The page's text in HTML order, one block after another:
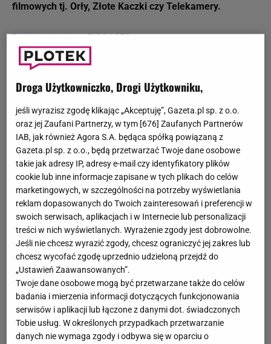
filmowych tj. Orły, Złote Kaczki czy Telekamery.
Data urodzenia: 17.06.1972 r.
Miejsce urodzenia: Warszawa
Wzrost: 1,88 m.
Facebook: Facebook.com/michalzebrowski
Nagrody: Dwie Złote Kaczki (2000, 2005 r.), dwie
Telekamery (2015, 2016 r.), Fryderyk (2001 r.)
Związki: Aleksandra Adamczyk (2009-obecnie;
małżeństwo)
Dzieci: Franciszek Żebrowski (ur. 2010 r.), Henryk
Żebrowski (ur. 2013 r.)
Michał Żebrowski: najważniejsze informacje
Michał Żebrowski: życiorys i kariera
Michał Żebrowski jako aktor zadebiutował w 1993 r., na 3.
roku studiów, w filmach telewizyjnych "Samowolka" oraz
"Wynajmę pokój". Rok później zaczął grać na deskach
Teatru Powszechnego im. Zygmunta Hübnera, z którym
był związany do 1996 r. Na Łódzkim Przeglądzie Szkół
Droga Użytkowniczko, Drogi Użytkowniku,
jeśli wyrazisz zgodę klikając „Akceptuję”, Gazeta.pl sp. z o.o.
oraz jej Zaufani Partnerzy, w tym [676] Zaufanych Partnerów
IAB, jak również Agora S.A. będąca spółką powiązaną z
Gazeta.pl sp. z o.o., będą przetwarzać Twoje dane osobowe
takie jak adresy IP, adresy e-mail czy identyfikatory plików
cookie lub inne informacje zapisane w tych plikach do celów
marketingowych, w szczególności na potrzeby wyświetlania
reklam dopasowanych do Twoich zainteresowań i preferencji w
swoich serwisach, aplikacjach i w Internecie lub personalizacji
treści w nich wyświetlanych. Wyrażenie zgody jest dobrowolne.
Jeśli nie chcesz wyrazić zgody, chcesz ograniczyć jej zakres lub
chcesz wycofać zgodę uprzednio udzieloną przejdź do
„Ustawień Zaawansowanych”.
Twoje dane osobowe mogą być przetwarzane także do celów
badania i mierzenia informacji dotyczących funkcjonowania
serwisów i aplikacji lub łączone z danymi dot. świadczonych
Tobie usług. W określonych przypadkach przetwarzanie
danych nie wymaga zgody i odbywa się w oparciu o